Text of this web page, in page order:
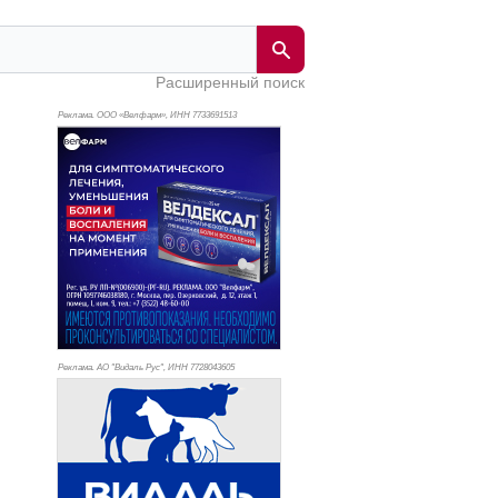
Расширенный поиск
Реклама. ООО «Велфарм», ИНН 7733691513
Реклама. АО "Видаль Рус", ИНН 7728043605